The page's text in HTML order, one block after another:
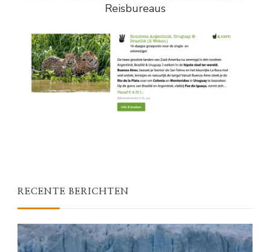
Reisbureaus
RECENTE BERICHTEN